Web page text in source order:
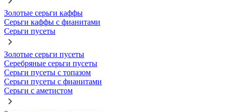
Золотые серьги каффы
Серьги каффы с фианитами
Серьги пусеты
Золотые серьги пусеты
Серебряные серьги пусеты
Серьги пусеты с топазом
Серьги пусеты с фианитами
Серьги с аметистом